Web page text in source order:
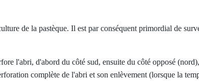
de la pastèque. Il est par conséquent primordial de
l'abri, d'abord du côté sud, ensuite du côté opposé
complète de l'abri et son enlèvement (lorsque la